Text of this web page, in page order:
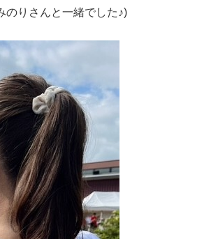
のりさんと一緒でした♪)